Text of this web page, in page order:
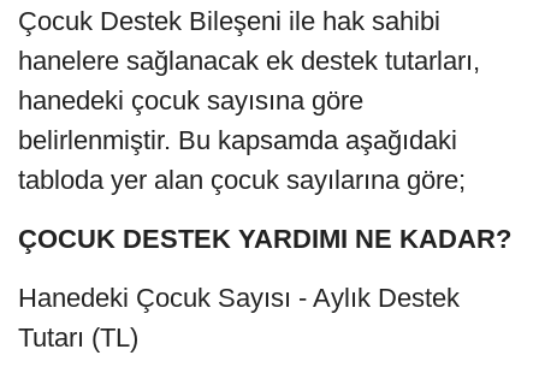
Çocuk Destek Bileşeni ile hak sahibi
hanelere sağlanacak ek destek tutarları,
hanedeki çocuk sayısına göre
belirlenmiştir. Bu kapsamda aşağıdaki
tabloda yer alan çocuk sayılarına göre;
ÇOCUK DESTEK YARDIMI NE KADAR?
Hanedeki Çocuk Sayısı - Aylık Destek
Tutarı (TL)